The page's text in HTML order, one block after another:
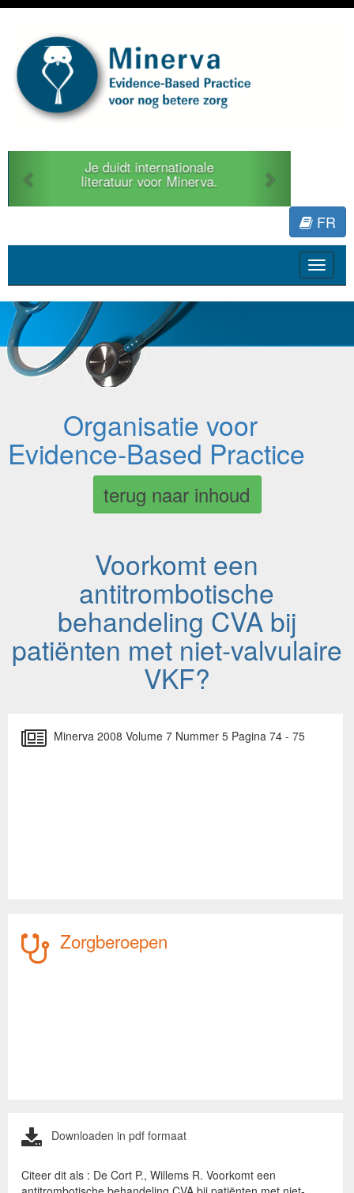
Je duidt internationale
literatuur voor Minerva.
Previous
FR
Toggle
Organisatie voor
Evidence-Based Practice
terug naar inhoud
Voorkomt een
antitrombotische
behandeling CVA bij
patiënten met niet-valvulaire
VKF?
Minerva 2008 Volume 7 Nummer 5 Pagina 74 - 75
Zorgberoepen
Downloaden in pdf formaat
Citeer dit als : De Cort P., Willems R. Voorkomt een